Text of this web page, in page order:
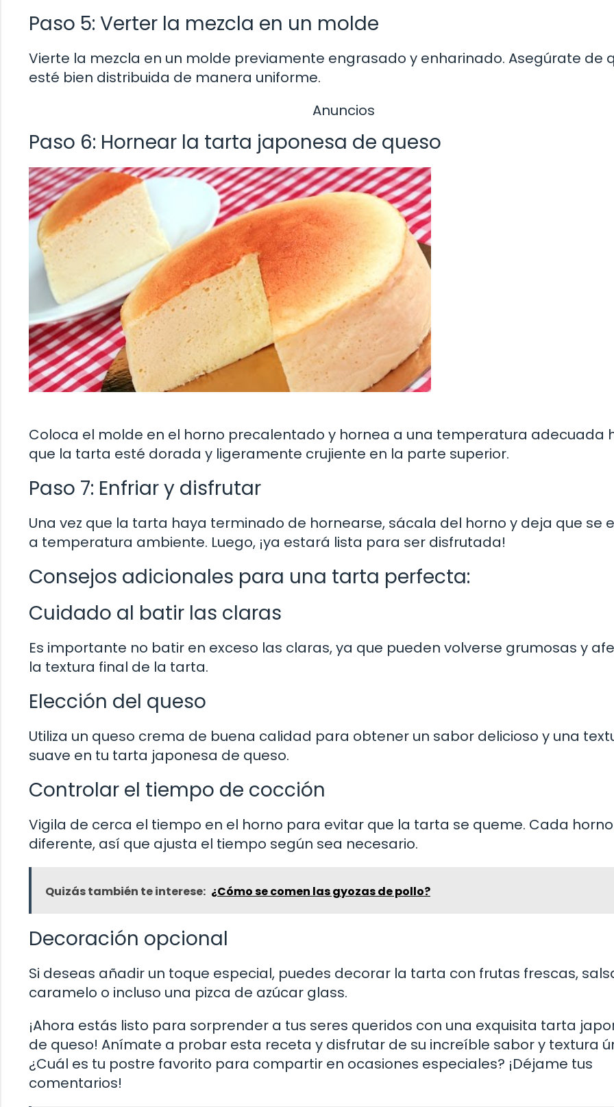
Paso 5: Verter la mezcla en un molde
Vierte la mezcla en un molde previamente engrasado y enharinado. Asegúrate de
esté bien distribuida de manera uniforme.
Anuncios
Paso 6: Hornear la tarta japonesa de queso
Coloca el molde en el horno precalentado y hornea a una temperatura adecuada
que la tarta esté dorada y ligeramente crujiente en la parte superior.
Paso 7: Enfriar y disfrutar
Una vez que la tarta haya terminado de hornearse, sácala del horno y deja que se
a temperatura ambiente. Luego, ¡ya estará lista para ser disfrutada!
Consejos adicionales para una tarta perfecta:
Cuidado al batir las claras
Es importante no batir en exceso las claras, ya que pueden volverse grumosas y
la textura final de la tarta.
Elección del queso
Utiliza un queso crema de buena calidad para obtener un sabor delicioso y una
suave en tu tarta japonesa de queso.
Controlar el tiempo de cocción
Vigila de cerca el tiempo en el horno para evitar que la tarta se queme. Cada
diferente, así que ajusta el tiempo según sea necesario.
Quizás también te interese: ¿Cómo se comen las gyozas de pollo?
Decoración opcional
Si deseas añadir un toque especial, puedes decorar la tarta con frutas frescas,
caramelo o incluso una pizca de azúcar glass.
¡Ahora estás listo para sorprender a tus seres queridos con una exquisita tarta
de queso! Anímate a probar esta receta y disfrutar de su increíble sabor y textura
¿Cuál es tu postre favorito para compartir en ocasiones especiales? ¡Déjame tus
comentarios!